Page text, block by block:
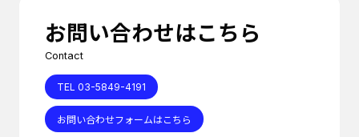
お問い合わせはこちら
Contact
TEL 03-5849-4191
お問い合わせフォームはこちら